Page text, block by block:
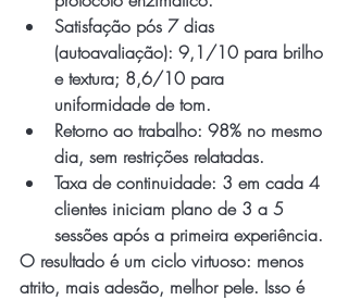
Satisfação pós 7 dias
(autoavaliação): 9,1/10 para brilho
e textura; 8,6/10 para
uniformidade de tom.
Retorno ao trabalho: 98% no mesmo
dia, sem restrições relatadas.
Taxa de continuidade: 3 em cada 4
clientes iniciam plano de 3 a 5
sessões após a primeira experiência.
O resultado é um ciclo virtuoso: menos
atrito, mais adesão, melhor pele. Isso é